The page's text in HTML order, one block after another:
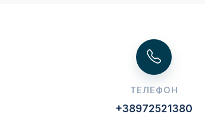
ТЕЛЕФОН
+38972521380